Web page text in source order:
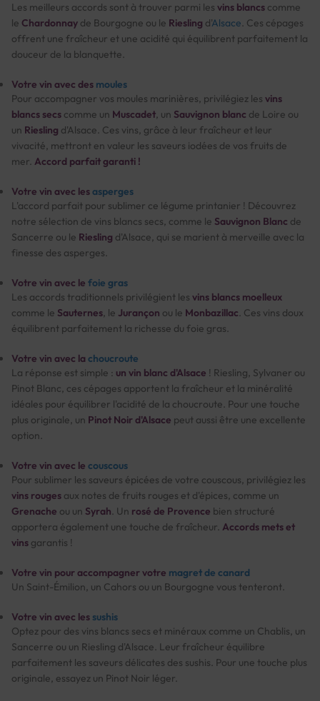
Les meilleurs accords sont à trouver parmi les vins blancs comme
le Chardonnay de Bourgogne ou le Riesling d'Alsace. Ces cépages
offrent une fraîcheur et une acidité qui équilibrent parfaitement la
douceur de la blanquette.
Votre vin avec des moules
Pour accompagner vos moules marinières, privilégiez les vins
blancs secs comme un Muscadet, un Sauvignon blanc de Loire ou
un Riesling d'Alsace. Ces vins, grâce à leur fraîcheur et leur
vivacité, mettront en valeur les saveurs iodées de vos fruits de
mer. Accord parfait garanti !
Votre vin avec lesasperges
L'accord parfait pour sublimer ce légume printanier ! Découvrez
notre sélection de vins blancs secs, comme le Sauvignon Blanc de
Sancerre ou le Riesling d'Alsace, qui se marient à merveille avec la
finesse des asperges.
Votre vin avec le foie gras
Les accords traditionnels privilégient les vins blancs moelleux
comme le Sauternes, le Jurançon ou le Monbazillac. Ces vins doux
équilibrent parfaitement la richesse du foie gras.
Votre vin avec la choucroute
La réponse est simple : un vin blanc d'Alsace ! Riesling, Sylvaner ou
Pinot Blanc, ces cépages apportent la fraîcheur et la minéralité
idéales pour équilibrer l'acidité de la choucroute. Pour une touche
plus originale, un Pinot Noir d'Alsace peut aussi être une excellente
option.
Votre vin avec le couscous
Pour sublimer les saveurs épicées de votre couscous, privilégiez les
vins rouges aux notes de fruits rouges et d'épices, comme un
Grenache ou un Syrah. Un rosé de Provence bien structuré
apportera également une touche de fraîcheur. Accords mets et
vins garantis !
Votre vin pour accompagner votre magret de canard
Un Saint-Émilion, un Cahors ou un Bourgogne vous tenteront.
Votre vin avec les sushis
Optez pour des vins blancs secs et minéraux comme un Chablis, un
Sancerre ou un Riesling d'Alsace. Leur fraîcheur équilibre
parfaitement les saveurs délicates des sushis. Pour une touche plus
originale, essayez un Pinot Noir léger.